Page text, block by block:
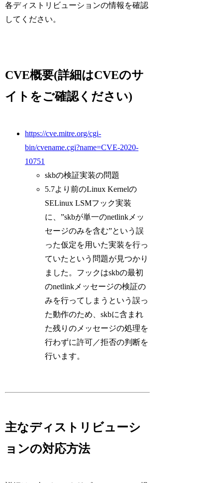
各ディストリビューションの情報を確認
してください。
CVE概要(詳細はCVEのサ
イトをご確認ください)
https://cve.mitre.org/cgi-
bin/cvename.cgi?name=CVE-2020-
10751
skbの検証実装の問題
5.7より前のLinux Kernelの
SELinux LSMフック実装
に、”skbが単一のnetlinkメッ
セージのみを含む”という誤
った仮定を用いた実装を行っ
ていたという問題が見つかり
ました。フックはskbの最初
のnetlinkメッセージの検証の
みを行ってしまうという誤っ
た動作のため、skbに含まれ
た残りのメッセージの処理を
行わずに許可／拒否の判断を
行います。
主なディストリビューシ
ョンの対応方法